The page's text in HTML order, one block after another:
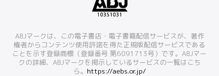
ABJマークは、この電子書店・電子書籍配信サービスが、著作
権者からコンテンツ使用許諾を得た正規版配信サービスである
ことを示す登録商標（登録番号 第6091713号）です。ABJマー
クの詳細、ABJマークを掲示しているサービスの一覧はこち
ら。 https://aebs.or.jp/